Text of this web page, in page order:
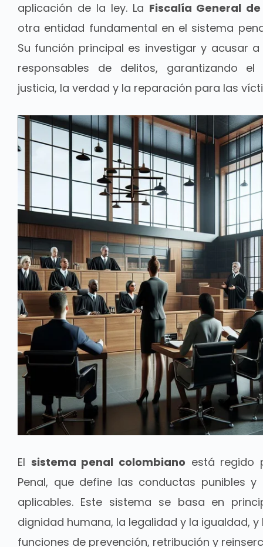
aplicación de la ley. La Fiscalía General
otra entidad fundamental en el sistema
Su función principal es investigar y acusar
responsables de delitos, garantizando
justicia, la verdad y la reparación para las
El sistema penal colombiano está regido
Penal, que define las conductas punibles y
aplicables. Este sistema se basa en
dignidad humana, la legalidad y la igualdad,
funciones de prevención, retribución y